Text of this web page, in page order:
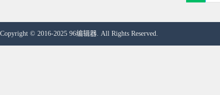
Copyright © 2016-2025 96编辑器. All Rights Reserved.